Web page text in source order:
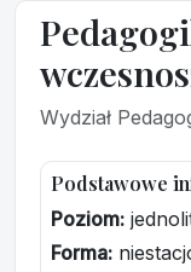
Wydział
Podstawowe
Poziom:
Forma: